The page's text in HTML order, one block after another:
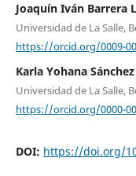
Joaquín Iván Barrera
Universidad de La Salle,
https://orcid.org/0009-
Karla Yohana
Universidad de La Salle,
https://orcid.org/0000-
DOI: https://doi.org/